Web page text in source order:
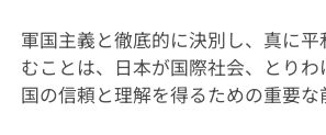
軍国主義と徹底的に決別し、真に
むことは、日本が国際社会、とり
国の信頼と理解を得るための重要な